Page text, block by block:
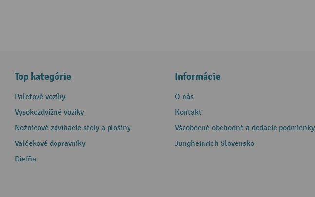
Top kategórie
Paletové vozíky
Vysokozdvižné vozíky
Nožnicové zdvíhacie stoly a plošiny
Valčekové dopravníky
Dieľňa
Informácie
O nás
Kontakt
Všeobecné obchodné a dodacie podmienky
Jungheinrich Slovensko